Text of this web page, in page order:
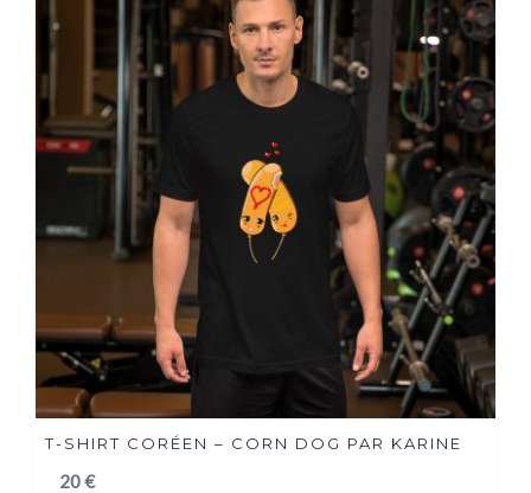
T-SHIRT CORÉEN – CORN DOG PAR KARINE
20€